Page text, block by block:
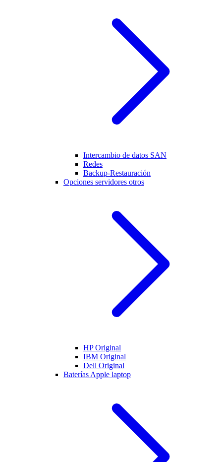
Intercambio de datos SAN
Redes
Backup-Restauración
Opciones servidores otros
HP Original
IBM Original
Dell Original
Baterías Apple laptop